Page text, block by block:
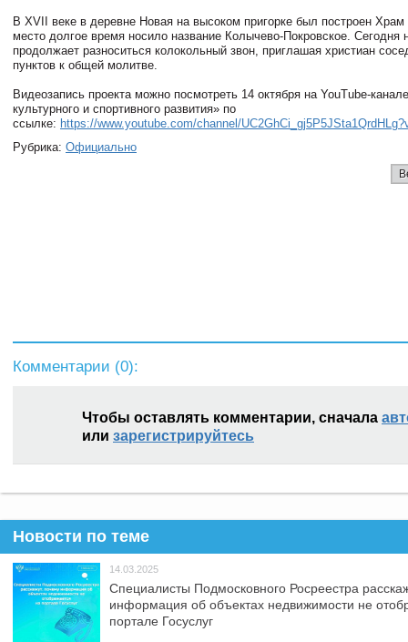
В XVII веке в деревне Новая на высоком пригорке был построен Храм
место долгое время носило название Колычево-Покровское. Сегодня
продолжает разноситься колокольный звон, приглашая христиан
пунктов к общей молитве.
Видеозапись проекта можно посмотреть 14 октября на YouTube-
культурного и спортивного развития» по
ссылке: https://www.youtube.com/channel/
Рубрика: Официально
Комментарии (0):
Чтобы оставлять комментарии, сначала
или зарегистрируйтесь
Новости по теме
14.03.2025
Специалисты Подмосковного Росреестра
информация об объектах недвижимости не
портале Госуслуг